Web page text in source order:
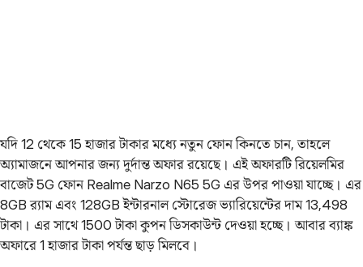
যদি 12 থেকে 15 হাজার টাকার মধ্যে নতুন ফোন কিনতে চান, তাহলে
অ্যামাজনে আপনার জন্য দুর্দান্ত অফার রয়েছে। এই অফারটি রিয়েলমির
বাজেট 5G ফোন Realme Narzo N65 5G এর উপর পাওয়া যাচ্ছে। এর
8GB র‍্যাম এবং 128GB ইন্টারনাল স্টোরেজ ভ্যারিয়েন্টের দাম 13,498
টাকা। এর সাথে 1500 টাকা কুপন ডিসকাউন্ট দেওয়া হচ্ছে। আবার ব্যাঙ্ক
অফারে 1 হাজার টাকা পর্যন্ত ছাড় মিলবে।